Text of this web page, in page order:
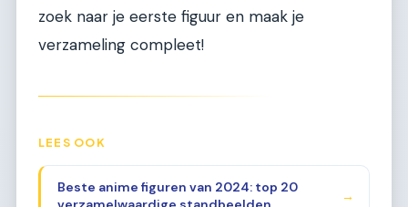
zoek naar je eerste figuur en maak je
verzameling compleet!
LEES OOK
Beste anime figuren van 2024: top 20
→